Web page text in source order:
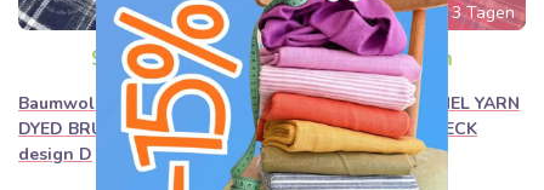
9,90€ / m
Baumwollstoff FLANEL YARN
DYED BRUSHED CHECK
design D
Das Produkt wird in 3 Tagen
ausverkauft sein
9,90€ / m
Baumwollstoff FLANEL YARN
DYED BRUSHED CHECK
design E